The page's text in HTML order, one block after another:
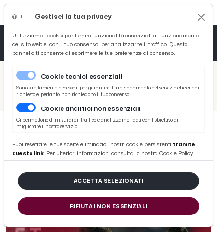
/ Picenotime
/ Calcio
/ Torino-Atalanta 2-2, highlights
Torino-Atalanta 2-2, highlights
di Redazione Picenotime
Gestisci la tua privacy
Utilizziamo i cookie per fornire funzionalità essenziali al funzionamento
del sito web e, con il tuo consenso, per analizzarne il traffico. Questo
pannello ti consente di esprimere le tue preferenze di consenso.
Cookie tecnici essenziali
Sono strettamente necessari per garantire il funzionamento del servizio che ci hai
richiesto e, pertanto, non richiedono il tuo consenso.
Cookie analitici non essenziali
Ci permettono di misurare il traffico e analizzarne i dati con l'obiettivo di
migliorare il nostro servizio.
Puoi resettare le tue scelte eliminado i nostri cookie persistenti tramite
questo link. Per ulteriori informazioni consulta la nostra Cookie Policy.
ACCETTA SELEZIONATI
RIFIUTA I NON ESSENZIALI
Tutto News
Tutto Sport
Basket
Ciclismo
Tutto Curiosità